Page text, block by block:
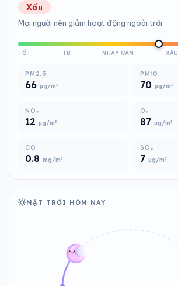
Xấu
Mọi người nên giảm hoạt động ngoài trời.
TỐT TB NHẠY CẢM XẤU
PM2.5
66 µg/m³
PM10
70 µg/m³
NO₂
12 µg/m³
O₃
87 µg/m³
CO
0.8 mg/m³
SO₂
7 µg/m³
MẶT TRỜI HÔM NAY